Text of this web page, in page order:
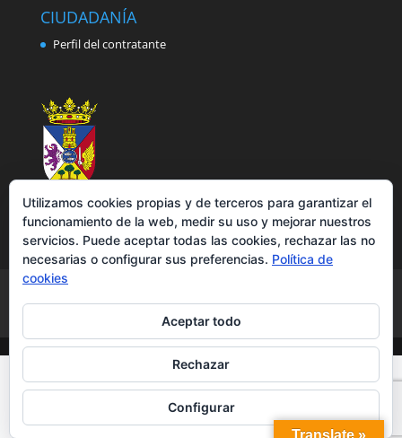
CIUDADANÍA
Perfil del contratante
Política de cookies
Accesibilidad
Translate »
Utilizamos cookies propias y de terceros para garantizar el
funcionamiento de la web, medir su uso y mejorar nuestros
servicios. Puede aceptar todas las cookies, rechazar las no
necesarias o configurar sus preferencias. Política de
cookies
Aceptar todo
Rechazar
Configurar